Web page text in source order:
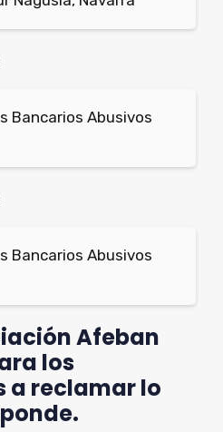
Bancarios Abusivos
Bancarios Abusivos
Afeban
los
a reclamar lo